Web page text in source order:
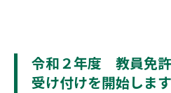
令和２年度 教員免
受け付けを開始しま